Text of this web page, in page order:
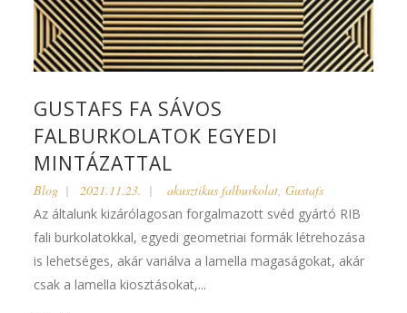
GUSTAFS FA SÁVOS
FALBURKOLATOK EGYEDI
MINTÁZATTAL
Blog 2021.11.23. akusztikus falburkolat,Gustafs
Az általunk kizárólagosan forgalmazott svéd gyártó RIB
fali burkolatokkal, egyedi geometriai formák létrehozása
is lehetséges, akár variálva a lamella magaságokat, akár
csak a lamella kiosztásokat,...